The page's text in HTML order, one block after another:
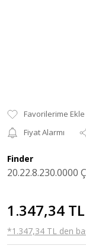
Fiyat Alarmı
Finder
20.22.8.230.0000
1.347,34 TL
*1.347,34 TL den